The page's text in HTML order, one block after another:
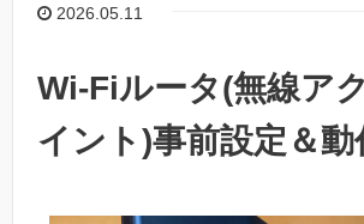
2026.05.11
Wi-Fiルータ(無線ア
イント)事前設定＆動